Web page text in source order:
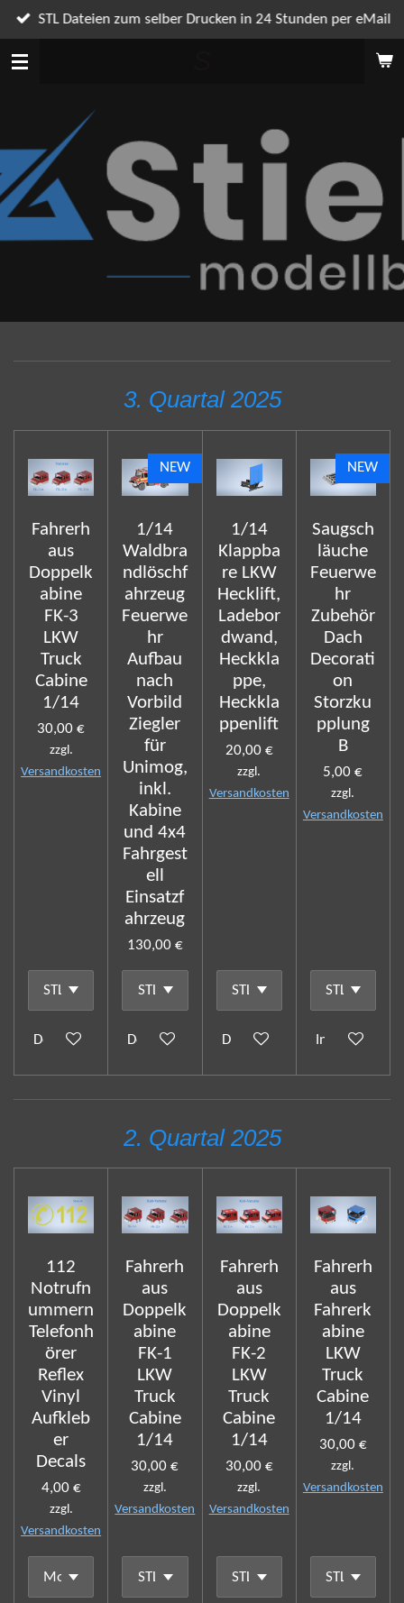
Zum
Hauptinhalt
springen
STL Dateien zum selber Drucken in 24 Stunden per eMail
3. Quartal 2025
Fahrerh
aus
Doppelk
abine
FK-3
LKW
Truck
Cabine
1/14
30,00 €
zzgl.
Versandkosten
Details anzeigen
NEW
1/14
Waldbra
ndlöschf
ahrzeug
Feuerwe
hr
Aufbau
nach
Vorbild
Ziegler
für
Unimog,
inkl.
Kabine
und 4x4
Fahrgest
ell
Einsatzf
ahrzeug
130,00 €
Details anzeigen
1/14
Klappba
re LKW
Hecklift,
Ladebor
dwand,
Heckkla
ppe,
Heckkla
ppenlift
20,00 €
zzgl.
Versandkosten
Details anzeigen
NEW
Saugsch
läuche
Feuerwe
hr
Zubehör
Dach
Decorati
on
Storzku
pplung
B
5,00 €
zzgl.
Versandkosten
In den
2. Quartal 2025
112
Notrufn
ummern
Telefonh
örer
Reflex
Vinyl
Aufkleb
er
Decals
4,00 €
zzgl.
Versandkosten
Fahrerh
aus
Doppelk
abine
FK-1
LKW
Truck
Cabine
1/14
30,00 €
zzgl.
Versandkosten
Fahrerh
aus
Doppelk
abine
FK-2
LKW
Truck
Cabine
1/14
30,00 €
zzgl.
Versandkosten
Fahrerh
aus
Fahrerk
abine
LKW
Truck
Cabine
1/14
30,00 €
zzgl.
Versandkosten